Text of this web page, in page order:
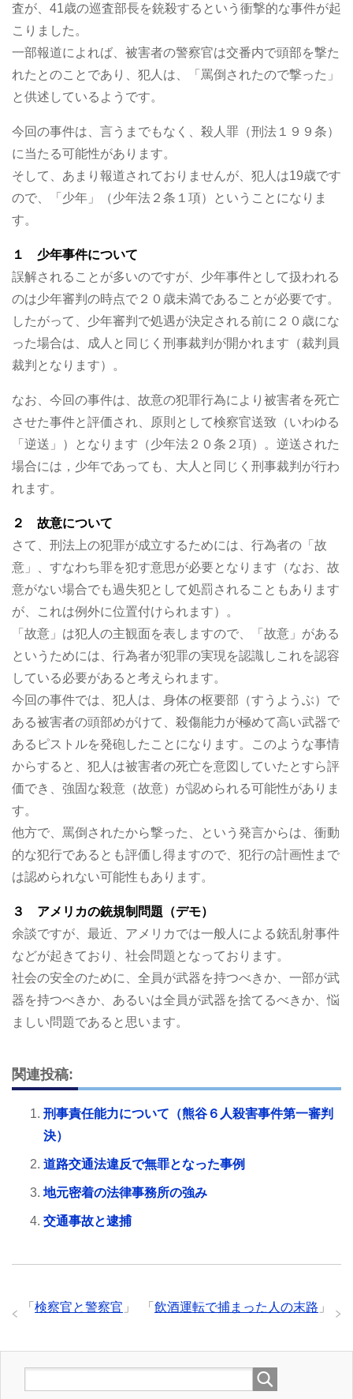
査が、41歳の巡査部長を銃殺するという衝撃的な事件が起
こりました。
一部報道によれば、被害者の警察官は交番内で頭部を撃た
れたとのことであり、犯人は、「罵倒されたので撃った」
と供述しているようです。
今回の事件は、言うまでもなく、殺人罪（刑法１９９条）
に当たる可能性があります。
そして、あまり報道されておりませんが、犯人は19歳です
ので、「少年」（少年法２条１項）ということになりま
す。
１ 少年事件について
誤解されることが多いのですが、少年事件として扱われる
のは少年審判の時点で２０歳未満であることが必要です。
したがって、少年審判で処遇が決定される前に２０歳にな
った場合は、成人と同じく刑事裁判が開かれます（裁判員
裁判となります）。
なお、今回の事件は、故意の犯罪行為により被害者を死亡
させた事件と評価され、原則として検察官送致（いわゆる
「逆送」）となります（少年法２０条２項）。逆送された
場合には，少年であっても、大人と同じく刑事裁判が行わ
れます。
２ 故意について
さて、刑法上の犯罪が成立するためには、行為者の「故
意」、すなわち罪を犯す意思が必要となります（なお、故
意がない場合でも過失犯として処罰されることもあります
が、これは例外に位置付けられます）。
「故意」は犯人の主観面を表しますので、「故意」がある
というためには、行為者が犯罪の実現を認識しこれを認容
している必要があると考えられます。
今回の事件では、犯人は、身体の枢要部（すうようぶ）で
ある被害者の頭部めがけて、殺傷能力が極めて高い武器で
あるピストルを発砲したことになります。このような事情
からすると、犯人は被害者の死亡を意図していたとすら評
価でき、強固な殺意（故意）が認められる可能性がありま
す。
他方で、罵倒されたから撃った、という発言からは、衝動
的な犯行であるとも評価し得ますので、犯行の計画性まで
は認められない可能性もあります。
３ アメリカの銃規制問題（デモ）
余談ですが、最近、アメリカでは一般人による銃乱射事件
などが起きており、社会問題となっております。
社会の安全のために、全員が武器を持つべきか、一部が武
器を持つべきか、あるいは全員が武器を捨てるべきか、悩
ましい問題であると思います。
関連投稿:
刑事責任能力について（熊谷６人殺害事件第一審判
決）
道路交通法違反で無罪となった事例
地元密着の法律事務所の強み
交通事故と逮捕
「 飲酒運転で捕まった人の末路 」
「 検察官と警察官 」